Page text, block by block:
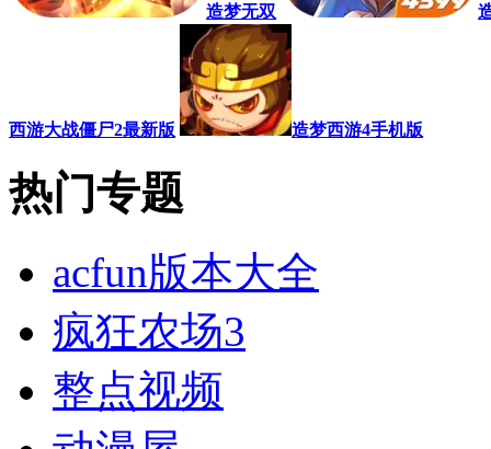
造梦无双
西游大战僵尸2最新版 造梦西游4手机版
热门专题
acfun版本大全
疯狂农场3
整点视频